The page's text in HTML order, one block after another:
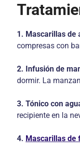
1. Mascarillas de
compresas con
2. Infusión de
dormir. La
3. Tónico con
recipiente en la
4. Mascarillas de